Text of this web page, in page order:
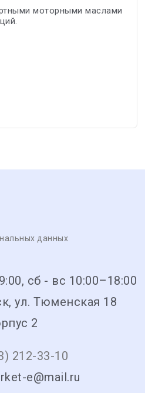
моторными маслами
данных
сб - вс 10:00–18:00
ул. Тюменская 18
2
212-33-10
e@mail.ru